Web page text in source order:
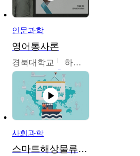
인문과학
영어통사론
경북대학교 하승완
사회과학
스마트해상물류관리사 교육과정2